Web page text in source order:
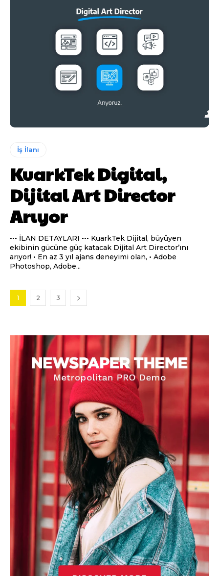
İş İlanı
KuarkTek Digital,
Dijital Art Director
Arıyor
••• İLAN DETAYLARI ••• KuarkTek Dijital, büyüyen
ekibinin gücüne güç katacak Dijital Art Director’ını
arıyor! • En az 3 yıl ajans deneyimi olan, • Adobe
Photoshop, Adobe...
1 2 3